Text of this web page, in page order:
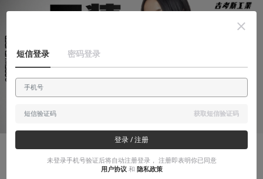
短信登录 密码登录
获取短信验证码
登录 / 注册
未登录手机号验证后将自动注册登录， 注册即表明你已同意
用户协议 和 隐私政策